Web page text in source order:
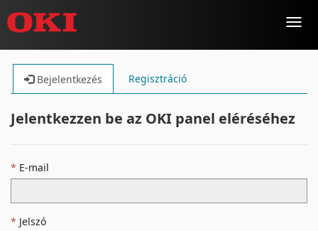
Bejelentkezés Regisztráció
Jelentkezzen be az OKI panel eléréséhez
E-mail
Jelszó